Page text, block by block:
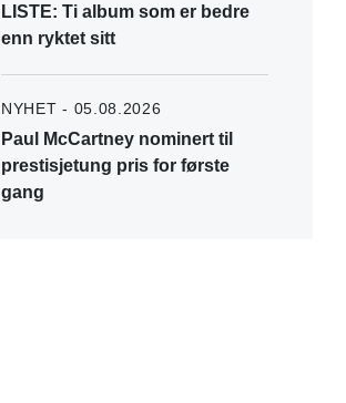
LISTE: Ti album som er bedre
enn ryktet sitt
NYHET - 05.08.2026
Paul McCartney nominert til
prestisjetung pris for første
gang